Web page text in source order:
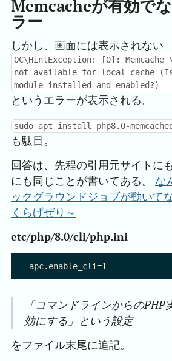
Memcacheが有効で
ラー
しかし、画面には表示されない
OC\HintException: [0]: Memcache
not available for local cache (Is
module installed and enabled?)
というエラーが表示される。
sudo apt install php8.0-
も駄目。
回答は、先程の引用元サイトに
にも同じことが書いてある。 な
ックグラウンドジョブが動いて
くらげぜり～
etc/php/8.0/cli/php.ini
「コマンドラインからのPHP
効にする」という設定
をファイル末尾に追記。